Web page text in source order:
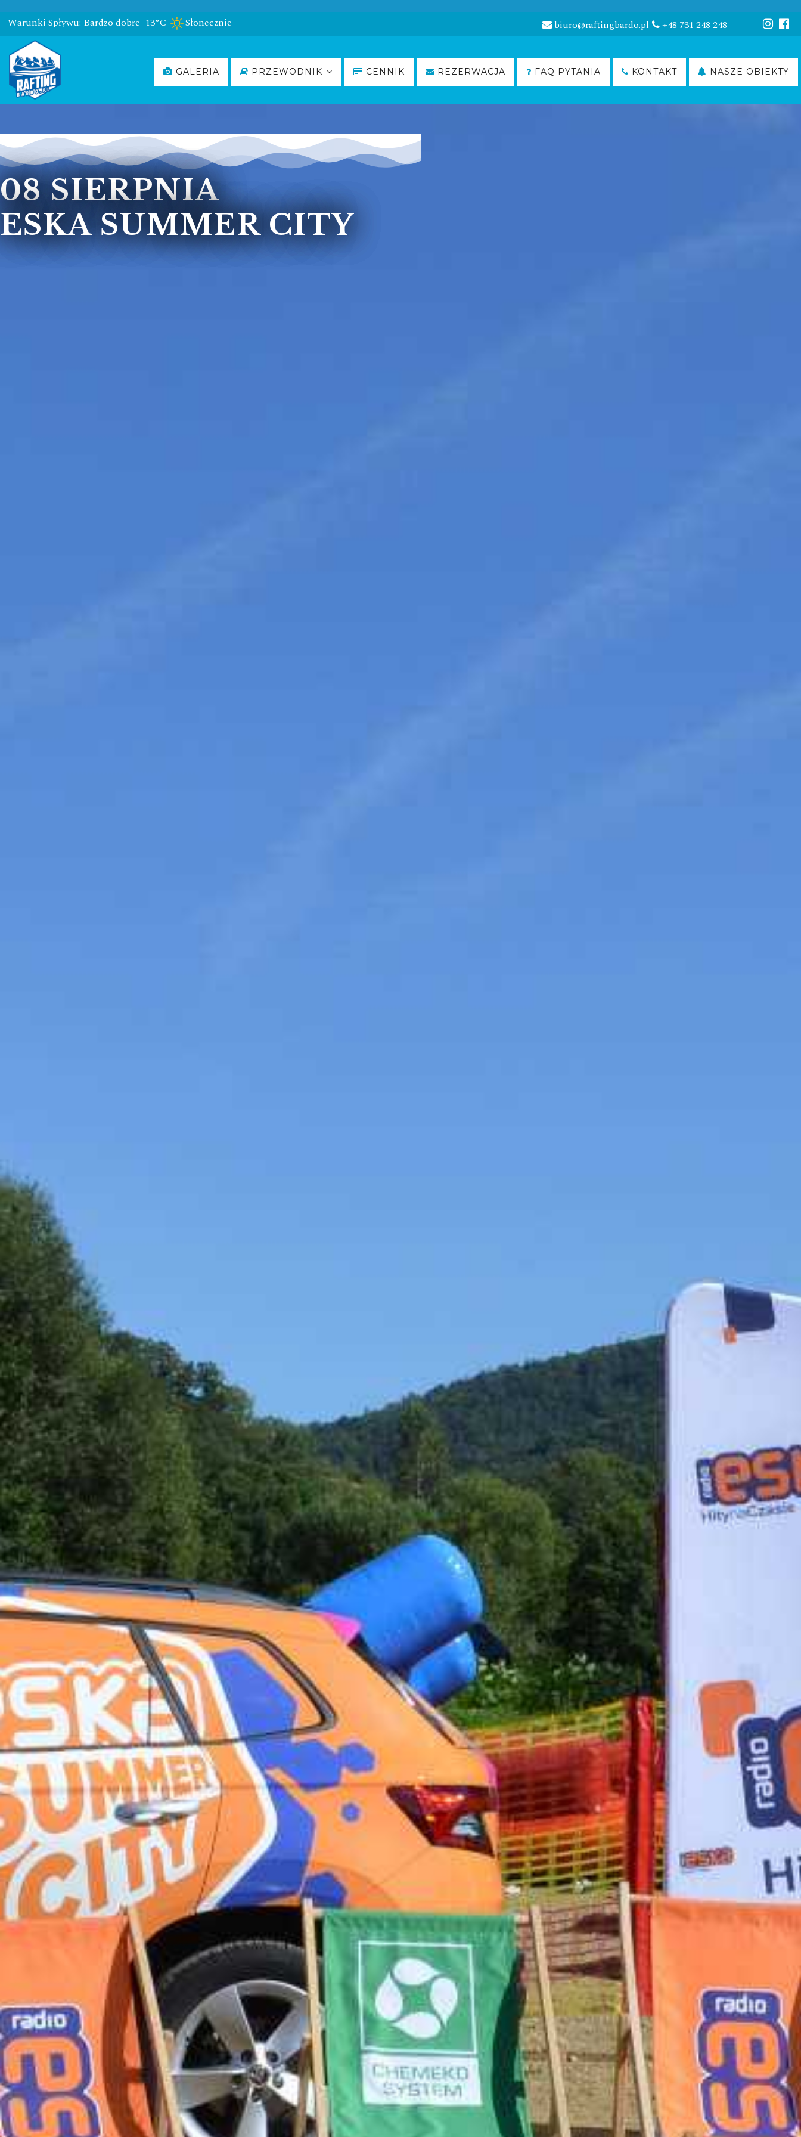
Warunki Spływu: Bardzo dobre 13°C Słonecznie biuro@raftingbardo.pl +48 731 248 248
GALERIA PRZEWODNIK CENNIK REZERWACJA FAQ PYTANIA KONTAKT NASZE OBIEKTY
08 SIERPNIA
ESKA SUMMER CITY